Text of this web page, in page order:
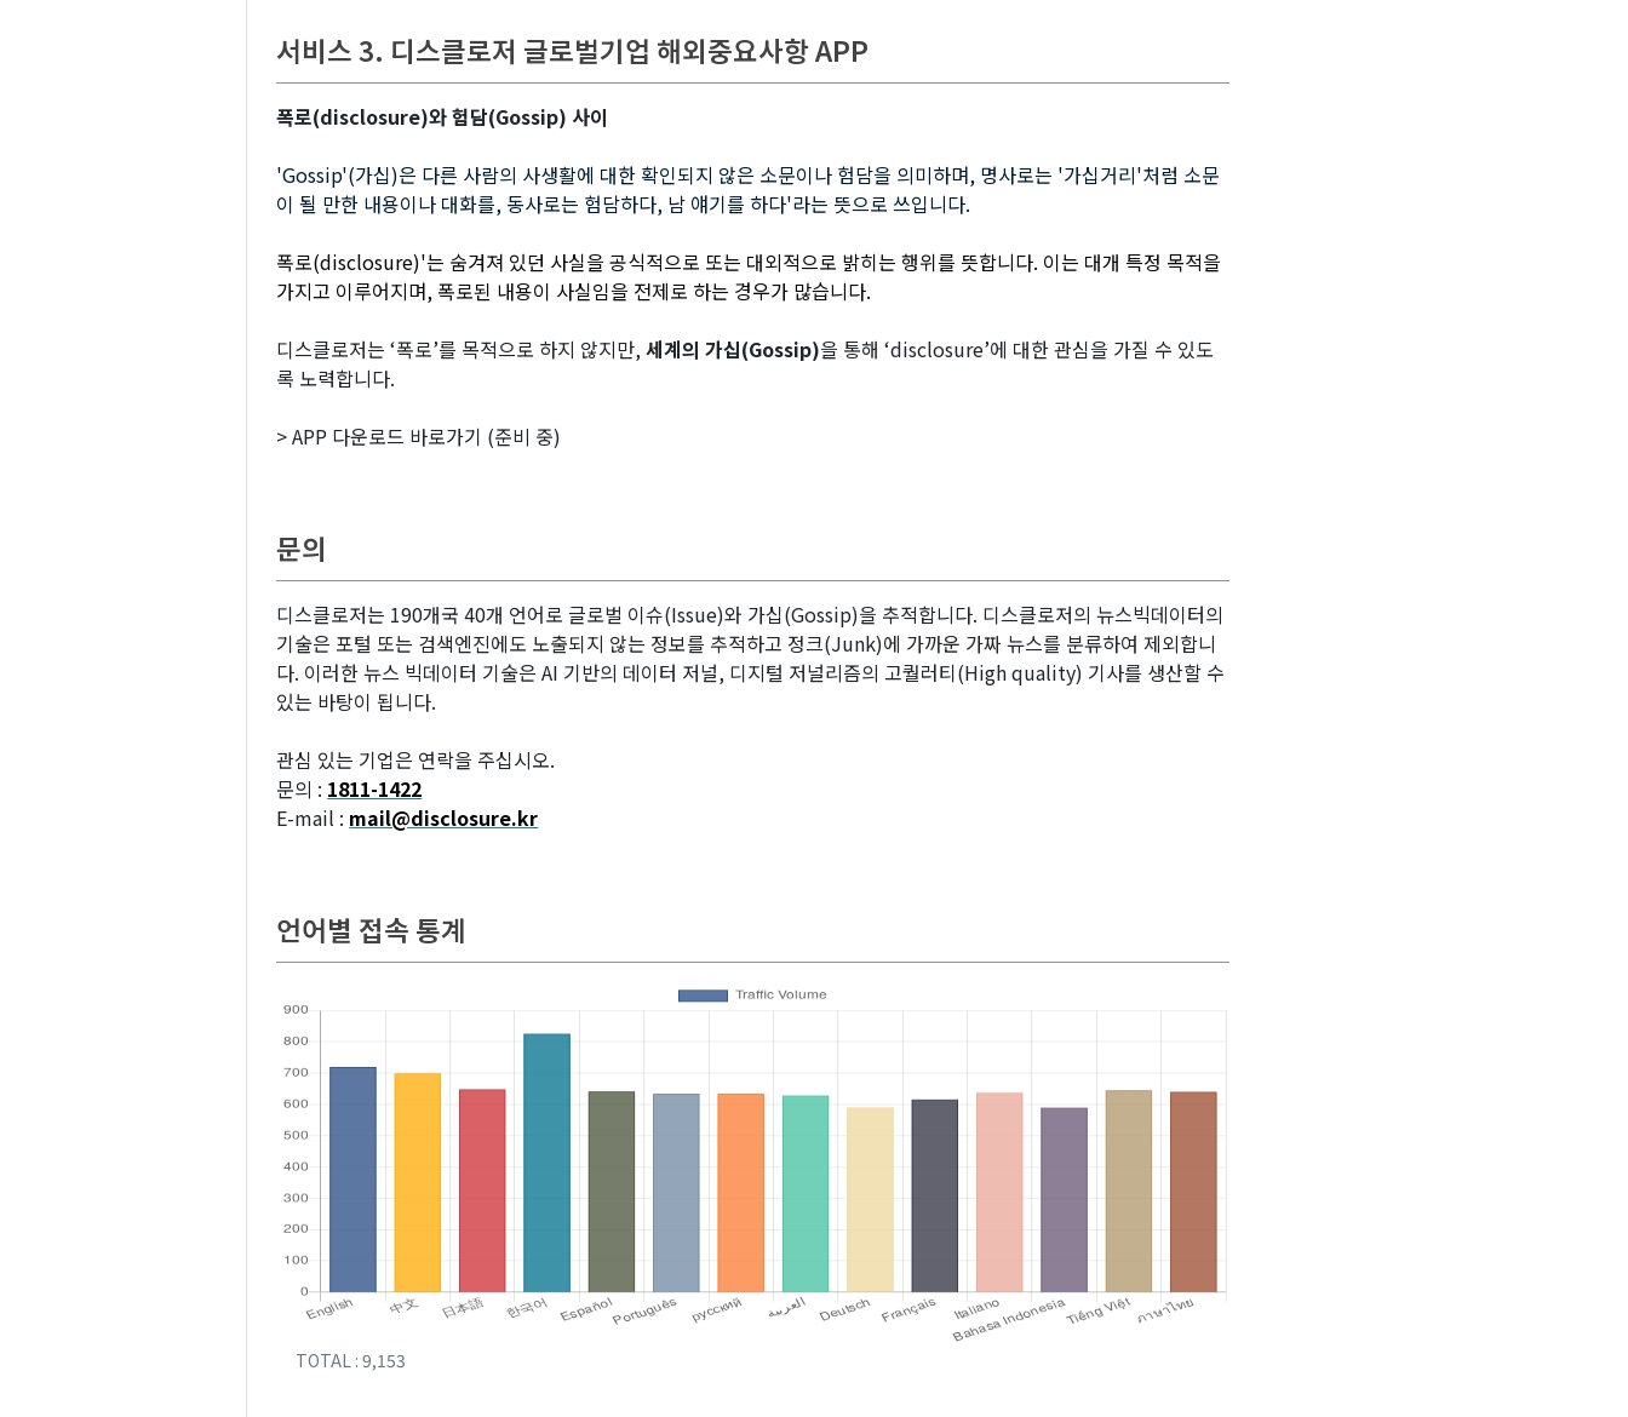
서비스 3. 디스클로저 글로벌기업 해외중요사항 APP
폭로(disclosure)와 험담(Gossip) 사이
'Gossip'(가십)은 다른 사람의 사생활에 대한 확인되지 않은 소문이나 험담을 의미하며, 명사로는 '가십거리'처럼 소문
이 될 만한 내용이나 대화를, 동사로는 험담하다, 남 얘기를 하다'라는 뜻으로 쓰입니다.
폭로(disclosure)'는 숨겨져 있던 사실을 공식적으로 또는 대외적으로 밝히는 행위를 뜻합니다. 이는 대개 특정 목적을
가지고 이루어지며, 폭로된 내용이 사실임을 전제로 하는 경우가 많습니다.
디스클로저는 ‘폭로’를 목적으로 하지 않지만,세계의 가십(Gossip)을 통해 ‘disclosure’에 대한 관심을 가질 수 있도
록 노력합니다.
> APP 다운로드 바로가기 (준비 중)
문의
디스클로저는 190개국 40개 언어로 글로벌 이슈(Issue)와 가십(Gossip)을 추적합니다. 디스클로저의 뉴스빅데이터의
기술은 포털 또는 검색엔진에도 노출되지 않는 정보를 추적하고 정크(Junk)에 가까운 가짜 뉴스를 분류하여 제외합니
다. 이러한 뉴스 빅데이터 기술은 AI 기반의 데이터 저널, 디지털 저널리즘의 고퀄러티(High quality) 기사를 생산할 수
있는 바탕이 됩니다.
관심 있는 기업은 연락을 주십시오.
문의 : 1811-1422
E-mail : mail@disclosure.kr
언어별 접속 통계
TOTAL : 9,153